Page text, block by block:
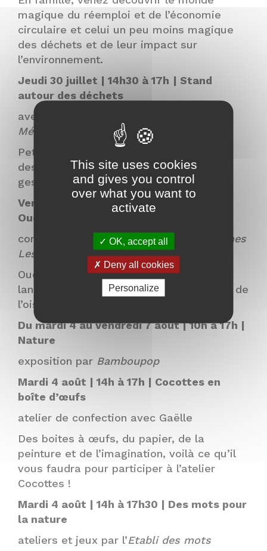
magique du réemploi et de l’économie
circulaire et celui un peu moins magique
des déchets et de leur impact sur
l’environnement.
Jeudi 30 juillet | 14h30 à 17h | Stand
autour des déchets
avec le service des déchets de
Métropole
Petits jeux divers sur le tri et le devenir
des déchets et informations sur le tri, la
gestion et la réduction des déchets.
Vendredi 31 juillet | 15h30 | Voyage d’un
Oud
conte musical avec la compagnie
Les Unes
Les Autres
Oud, Jeune instrument de musique, se
lance dans un voyage initiatique au côté de
l’oiseau de légende Simorgh.
Du mardi 4 au vendredi 7 août | 10h à 17h |
Nature
exposition par Bamboupop
Mardi 4 août | 14h à 17h | Cocottes en
boîte d’œufs
atelier de confection avec Gaëlle
Des boites à œufs, du papier, de la
peinture et de l’imagination, voilà ce qu’il
vous faudra pour participer à l’atelier
Cocottes !
Mardi 4 août | 14h à 17h30 | Des mots pour
la nature
ateliers et jeux par l’Etabli des mots
This site uses cookies
and gives you control
over what you want to
activate
OK, accept all
Deny all cookies
Personalize